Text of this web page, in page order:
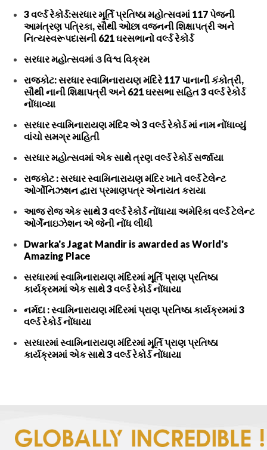
3 વર્લ્ડ રેકોર્ડ:સરધાર મૂર્તિ પ્રતિષ્ઠા મહોત્સવમાં 117 પેજની
આમંત્રણ પત્રિકા, સૌથી ઓછા વજનની શિક્ષાપત્રી અને
નિત્યસ્વરૂપદાસની 621 ઘરસભાનો વર્લ્ડ રેકોર્ડ
સરધાર મહોત્સવમાં ૩ વિશ્વ વિક્રમ
રાજકોટ: સરધાર સ્વામિનારાયણ મંદિરે 117 પાનાની કંકોત્રી,
સૌથી નાની શિક્ષાપત્રી અને 621 ઘરસભા સહિત 3 વર્લ્ડ રેકોર્ડ
નોંધાવ્યા
સરધાર સ્વામિનારાયણ મંદિ૨ એ 3 વર્લ્ડ રેકોર્ડ માં નામ નોંધાવ્યું
વાંચો સમગ્ર માહિતી
સરધાર મહોત્સવમાં એક સાથે ત્રણ વર્લ્ડ રેકોર્ડ સર્જાયા
રાજકોટ : સરધાર સ્વામિનારાયણ મંદિર ખાતે વર્લ્ડ ટેલેન્ટ
ઓર્ગોનિઝશન દ્વારા પ્રમાણપત્ર એનાયત કરાયા
આજ રોજ એક સાથે 3 વર્લ્ડ રેકોર્ડ નોંધાયા અમેરિકા વર્લ્ડ ટેલેન્ટ
ઓર્ગેનાઇઝેશન એ જેની નોંધ લીધી
Dwarka's Jagat Mandir is awarded as World's
Amazing Place
સરધારમાં સ્વામિનારાયણ મંદિરમાં મૂર્તિ પ્રાણ પ્રતિષ્ઠા
કાર્યક્રમમાં એક સાથે 3 વર્લ્ડ રેકોર્ડ નોંધાયા
નર્મદા : સ્વામિનારાયણ મંદિરમાં પ્રાણ પ્રતિષ્ઠા કાર્યક્રમમાં 3
વર્લ્ડ રેકોર્ડ નોંધાયા
સરધારમાં સ્વામિનારાયણ મંદિરમાં મૂર્તિ પ્રાણ પ્રતિષ્ઠા
કાર્યક્રમમાં એક સાથે 3 વર્લ્ડ રેકોર્ડ નોંધાયા